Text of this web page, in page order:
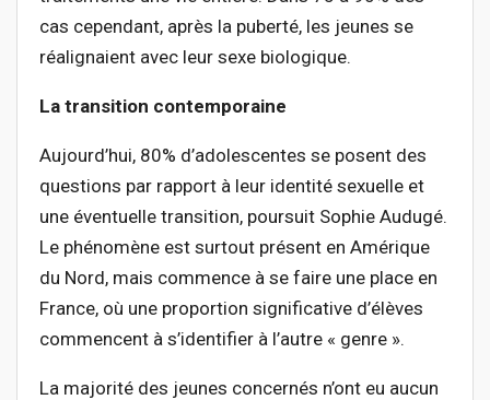
cas cependant, après la puberté, les jeunes se
réalignaient avec leur sexe biologique.
La transition contemporaine
Aujourd’hui, 80% d’adolescentes se posent des
questions par rapport à leur identité sexuelle et
une éventuelle transition, poursuit Sophie Audugé.
Le phénomène est surtout présent en Amérique
du Nord, mais commence à se faire une place en
France, où une proportion significative d’élèves
commencent à s’identifier à l’autre « genre ».
La majorité des jeunes concernés n’ont eu aucun